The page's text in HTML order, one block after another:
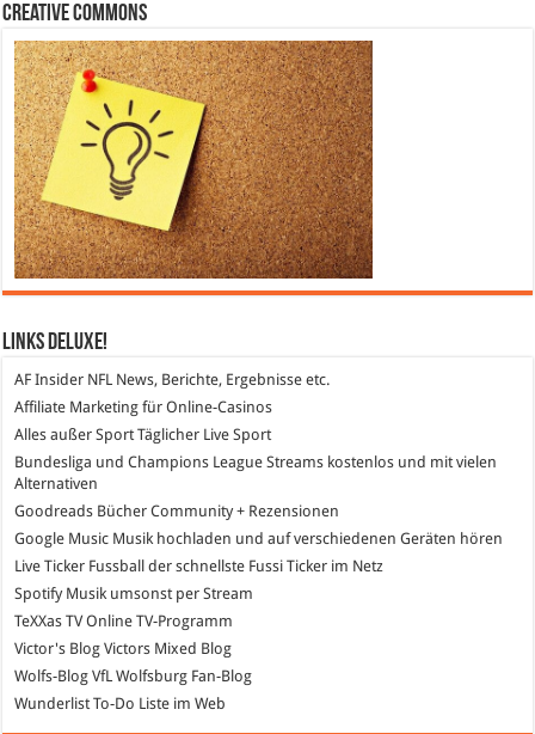
Creative Commons
Links DeLuXe!
AF Insider NFL News, Berichte, Ergebnisse etc.
Affiliate Marketing für Online-Casinos
Alles außer SportTäglicher Live Sport
Bundesliga und Champions League Streams kostenlos und mit vielen
Alternativen
Goodreads Bücher Community + Rezensionen
Google Music Musik hochladen und auf verschiedenen Geräten hören
Live Ticker Fussball
der schnellste Fussi Ticker im Netz
SpotifyMusik umsonst per Stream
TeXXas TVOnline TV-Programm
Victor's Blog Victors Mixed Blog
Wolfs-Blog VfL Wolfsburg Fan-Blog
WunderlistTo-Do Liste im Web